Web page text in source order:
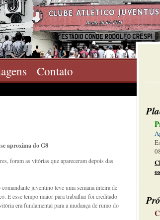
Contato
aproxima do G8
foram as vitórias que apareceram depois das
juventino teve uma semana inteira de
E esse tempo maior para trabalhar foi creditado
era fundamental para a mudança de rumo do